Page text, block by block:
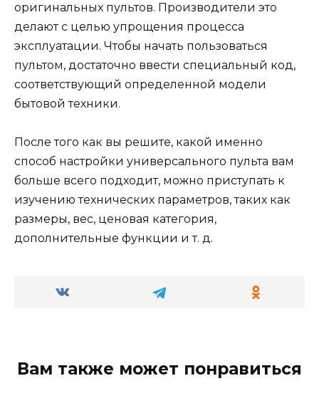
оригинальных пультов. Производители это
делают с целью упрощения процесса
эксплуатации. Чтобы начать пользоваться
пультом, достаточно ввести специальный код,
соответствующий определенной модели
бытовой техники.
После того как вы решите, какой именно
способ настройки универсального пульта вам
больше всего подходит, можно приступать к
изучению технических параметров, таких как
размеры, вес, ценовая категория,
дополнительные функции и т. д.
Вам также может понравиться